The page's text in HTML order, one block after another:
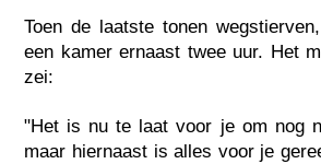
Toen de laatste tonen
een kamer ernaast twee uur. Het
zei:
"Het is nu te laat voor je om nog
maar hiernaast is alles voor je